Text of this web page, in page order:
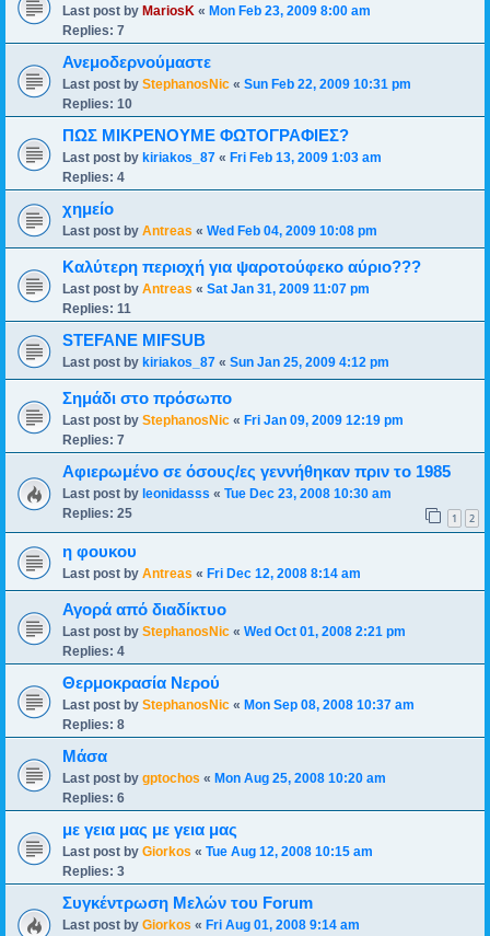
Last post by MariosK « Mon Feb 23, 2009 8:00 am
Replies: 7
Ανεμοδερνούμαστε
Last post by StephanosNic « Sun Feb 22, 2009 10:31 pm
Replies: 10
ΠΩΣ ΜΙΚΡΕΝΟΥΜΕ ΦΩΤΟΓΡΑΦΙΕΣ?
Last post by kiriakos_87 « Fri Feb 13, 2009 1:03 am
Replies: 4
χημείο
Last post by Antreas « Wed Feb 04, 2009 10:08 pm
Καλύτερη περιοχή για ψαροτούφεκο αύριο???
Last post by Antreas « Sat Jan 31, 2009 11:07 pm
Replies: 11
STEFANE MIFSUB
Last post by kiriakos_87 « Sun Jan 25, 2009 4:12 pm
Σημάδι στο πρόσωπο
Last post by StephanosNic « Fri Jan 09, 2009 12:19 pm
Replies: 7
Aφιερωμένο σε όσους/ες γεννήθηκαν πριν το 1985
Last post by leonidasss « Tue Dec 23, 2008 10:30 am
Replies: 25 1 2
η φουκου
Last post by Antreas « Fri Dec 12, 2008 8:14 am
Αγορά από διαδίκτυο
Last post by StephanosNic « Wed Oct 01, 2008 2:21 pm
Replies: 4
Θερμοκρασία Νερού
Last post by StephanosNic « Mon Sep 08, 2008 10:37 am
Replies: 8
Μάσα
Last post by gptochos « Mon Aug 25, 2008 10:20 am
Replies: 6
με γεια μας με γεια μας
Last post by Giorkos « Tue Aug 12, 2008 10:15 am
Replies: 3
Συγκέντρωση Μελών του Forum
Last post by Giorkos « Fri Aug 01, 2008 9:14 am